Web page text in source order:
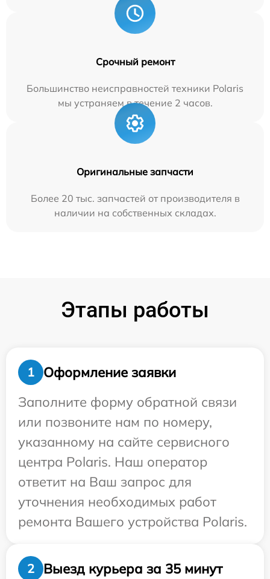
Срочный ремонт
Большинство неисправностей техники Polaris
мы устраняем в течение 2 часов.
Оригинальные запчасти
Более 20 тыс. запчастей от производителя в
наличии на собственных складах.
Этапы работы
1
Оформление заявки
Заполните форму обратной связи
или позвоните нам по номеру,
указанному на сайте сервисного
центра Polaris. Наш оператор
ответит на Ваш запрос для
уточнения необходимых работ
ремонта Вашего устройства Polaris.
2 Выезд курьера за 35 минут